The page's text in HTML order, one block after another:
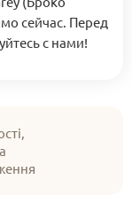
сейчас. Перед
с нами!